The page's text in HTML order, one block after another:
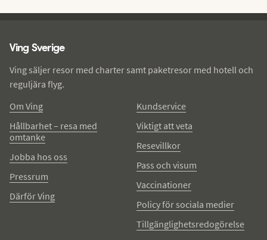
Ving Sverige
Ving säljer resor med charter samt paketresor med hotell och
reguljära flyg.
Om Ving
Hållbarhet – resa med
omtanke
Jobba hos oss
Pressrum
Därför Ving
Kundservice
Viktigt att veta
Resevillkor
Pass och visum
Vaccinationer
Policy för sociala medier
Tillgänglighetsredogörelse